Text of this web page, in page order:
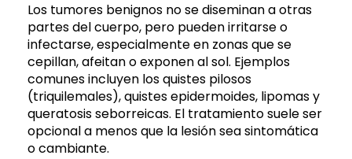
Los tumores benignos no se diseminan a otras
partes del cuerpo, pero pueden irritarse o
infectarse, especialmente en zonas que se
cepillan, afeitan o exponen al sol. Ejemplos
comunes incluyen los quistes pilosos
(triquilemales), quistes epidermoides, lipomas y
queratosis seborreicas. El tratamiento suele ser
opcional a menos que la lesión sea sintomática
o cambiante.